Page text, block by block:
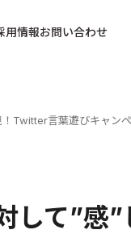
用情報お問い合わせ
Twitter言葉遊びキャン
して”感